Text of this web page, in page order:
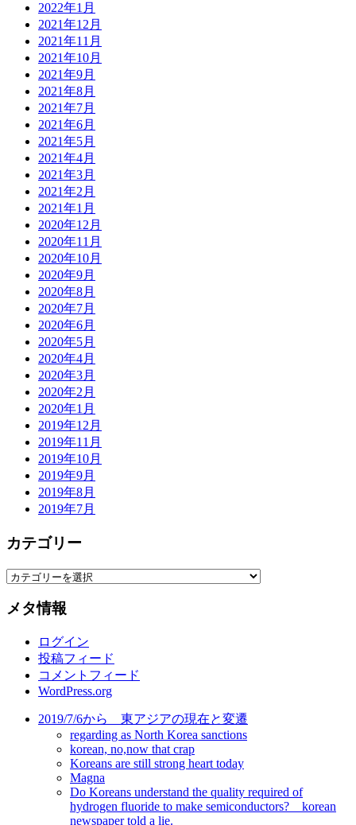
2022年1月
2021年12月
2021年11月
2021年10月
2021年9月
2021年8月
2021年7月
2021年6月
2021年5月
2021年4月
2021年3月
2021年2月
2021年1月
2020年12月
2020年11月
2020年10月
2020年9月
2020年8月
2020年7月
2020年6月
2020年5月
2020年4月
2020年3月
2020年2月
2020年1月
2019年12月
2019年11月
2019年10月
2019年9月
2019年8月
2019年7月
カテゴリー
カ
ゴ
メタ情報
ログイン
投稿フィード
コメントフィード
WordPress.org
2019/7/6から 東アジアの現在と変遷
regarding as North Korea sanctions
korean, no,now that crap
Koreans are still strong heart today
Magna
Do Koreans understand the quality required of
hydrogen fluoride to make semiconductors? korean
newspaper told a lie.